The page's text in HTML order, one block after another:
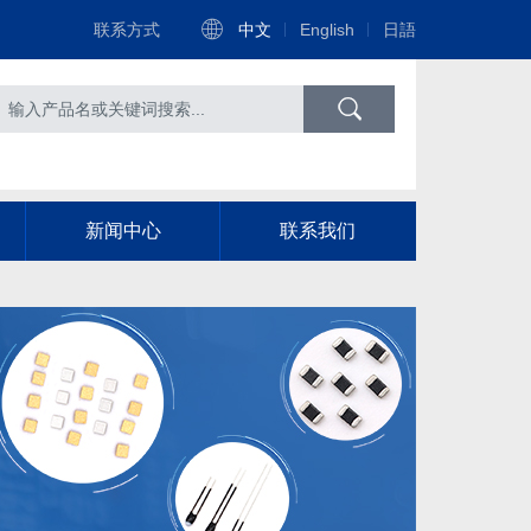
联系方式 中文 English 日語
新闻中心 联系我们